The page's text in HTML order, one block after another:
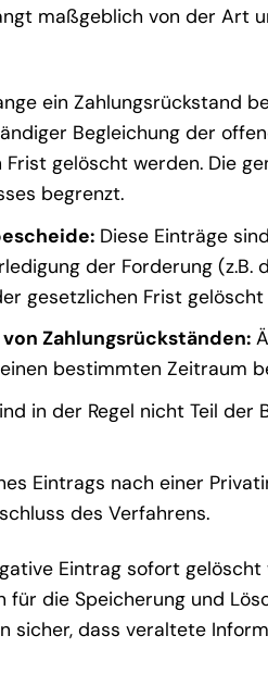
maßgeblich von der Art
ein Zahlungsrückstand
Begleichung der
gelöscht werden. Die
begrenzt.
Diese Einträge
der Forderung (z.B.
gesetzlichen Frist gelöscht
Zahlungsrückständen:
bestimmten Zeitraum
in der Regel nicht Teil der
Eintrags nach einer
des Verfahrens.
Eintrag sofort
die Speicherung und
sicher, dass veraltete